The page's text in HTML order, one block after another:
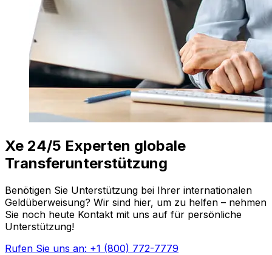
Xe 24/5 Experten globale
Transferunterstützung
Benötigen Sie Unterstützung bei Ihrer internationalen
Geldüberweisung? Wir sind hier, um zu helfen – nehmen
Sie noch heute Kontakt mit uns auf für persönliche
Unterstützung!
Rufen Sie uns an: +1 (800) 772-7779